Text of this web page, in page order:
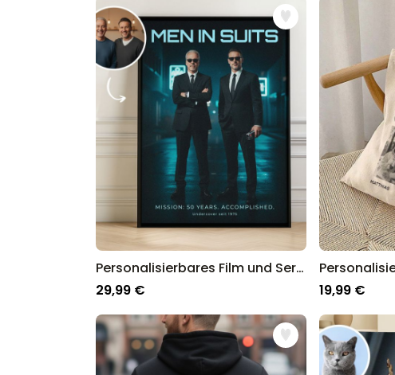
Personalisierbares Film und Serien Poster
29,99 €
19,99 €